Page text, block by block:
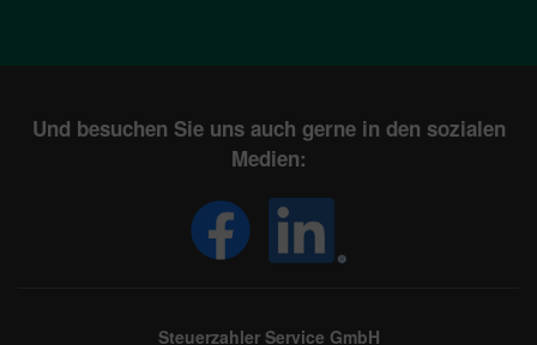
Und besuchen Sie uns auch gerne in den sozialen
Medien:
Steuerzahler Service GmbH